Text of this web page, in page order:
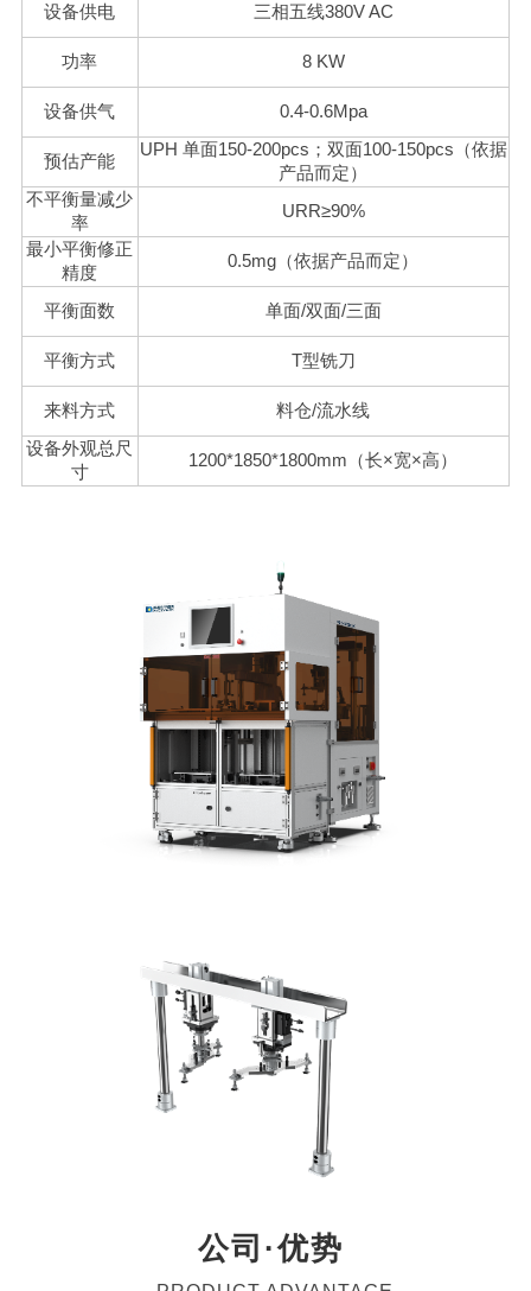
设备供电 三相五线380V AC
功率 8 KW
设备供气 0.4-0.6Mpa
预估产能
UPH 单面150-200pcs；双面100-150pcs（依据
产品而定）
不平衡量减少
率
URR≥90%
最小平衡修正
精度
0.5mg（依据产品而定）
平衡面数 单面/双面/三面
平衡方式 T型铣刀
来料方式
料仓/流水线
设备外观总尺
寸
1200*1850*1800mm（长×宽×高）
公司·优势